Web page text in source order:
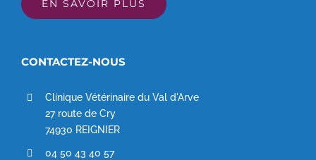
EN SAVOIR PLUS
CONTACTEZ-NOUS
Clinique Vétérinaire du Val d'Arve
27 route de Cry
74930 REIGNIER
04 50 43 40 57